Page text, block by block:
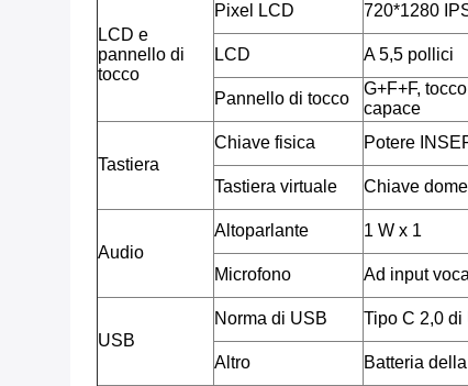
LCD e
pannello di
tocco
Pixel LCD 720*1280
LCD A 5,5 pollici
Pannello di tocco
G+F+F,
capace
Tastiera
Chiave fisica Potere
Tastiera virtuale Chiave
Audio
Altoparlante 1 W x 1
Microfono Ad input
USB
Norma di USB Tipo C 2,0 di
Altro Batteria